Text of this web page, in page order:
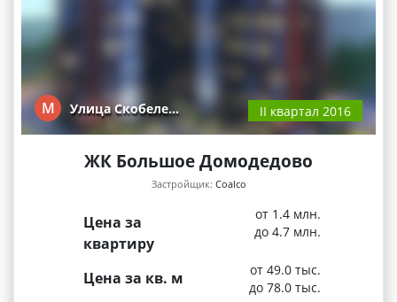
М Улица Скобеле… II квартал 2016
ЖК Большое Домодедово
Застройщик: Coalco
Цена за
квартиру
от 1.4 млн.
до 4.7 млн.
Цена за кв. м
от 49.0 тыс.
до 78.0 тыс.